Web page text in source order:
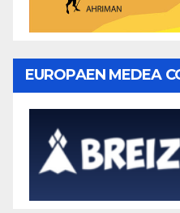
EUROPAEN MEDEA